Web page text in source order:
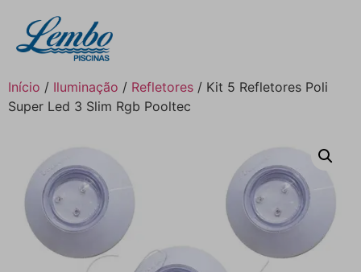
Início / Iluminação / Refletores / Kit 5 Refletores Poli
Super Led 3 Slim Rgb Pooltec